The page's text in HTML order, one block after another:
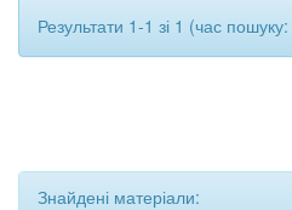
Результати 1-1 зі 1 (час
Знайдені матеріали: